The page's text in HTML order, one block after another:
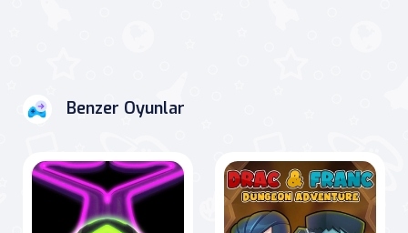
Benzer Oyunlar